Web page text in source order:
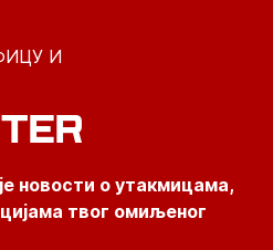
И
новости о утакмицама,
твог омиљеног